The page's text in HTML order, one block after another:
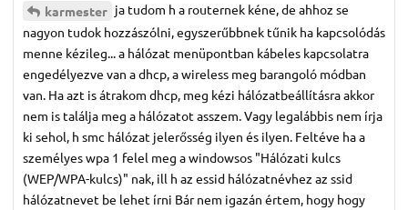
karmester ja tudom h a routernek kéne, de ahhoz se
nagyon tudok hozzászólni, egyszerűbbnek tűnik ha kapcsolódás
menne kézileg... a hálózat menüpontban kábeles kapcsolatra
engedélyezve van a dhcp, a wireless meg barangoló módban
van. Ha azt is átrakom dhcp, meg kézi hálózatbeállításra akkor
nem is találja meg a hálózatot asszem. Vagy legalábbis nem írja
ki sehol, h smc hálózat jelerősség ilyen és ilyen. Feltéve ha a
személyes wpa 1 felel meg a windowsos "Hálózati kulcs
(WEP/WPA-kulcs)" nak, ill h az essid hálózatnévhez az ssid
hálózatnevet be lehet írni Bár nem igazán értem, hogy hogy